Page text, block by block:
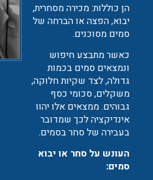
הן כוללות: מכירה מסחרית,
יבוא, הפצה או הברחה של
סמים מסוכנים.
כאשר מתבצע חיפוש
ונמצאים סמים בכמות
גדולה, לצד שקיות חלוקה,
משקלים, סכומי כסף
גבוהים. ממצאים אלו יהוו
אינדיקציה לכך שמדובר
בעבירה של סחר בסמים.
העונש על סחר או יבוא
סמים: